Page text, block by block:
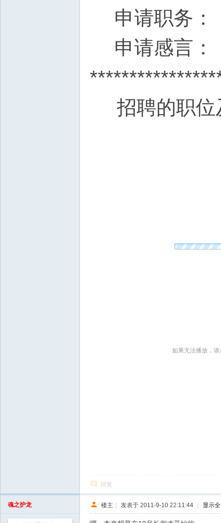
申请职务：
申请感言：
招聘的职位
如果无法播放，
回复
魂之护龙 楼主 | 发表于 2011-9-10 22:11:44 | 显示